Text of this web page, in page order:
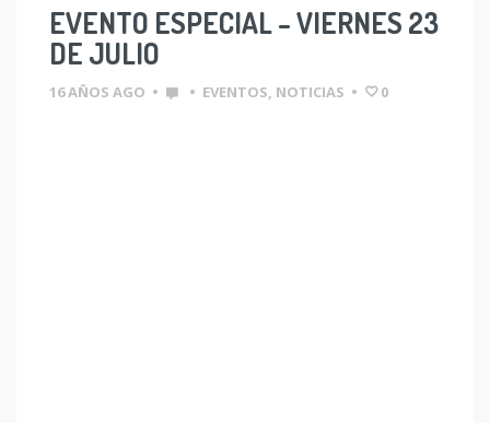
EVENTO ESPECIAL – VIERNES 23
DE JULIO
16 AÑOS AGO • • EVENTOS, NOTICIAS • 0